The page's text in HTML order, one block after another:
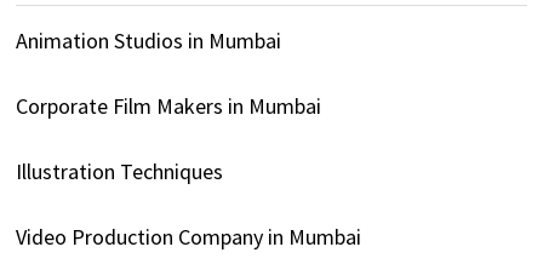
Animation Studios in Mumbai
Corporate Film Makers in Mumbai
Illustration Techniques
Video Production Company in Mumbai